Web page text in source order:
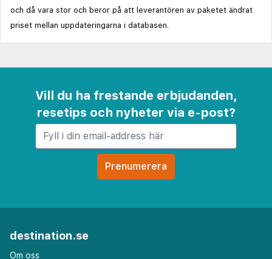
och då vara stor och beror på att leverantören av paketet ändrat
priset mellan uppdateringarna i databasen.
Vill du ha frestande erbjudanden,
resetips och nyheter via e-post?
destination.se
Om oss